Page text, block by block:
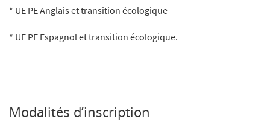
* UE PE Anglais et transition écologique
* UE PE Espagnol et transition écologique.
Modalités d’inscription